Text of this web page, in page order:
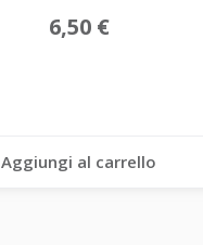
6,50 €
Aggiungi al carrello